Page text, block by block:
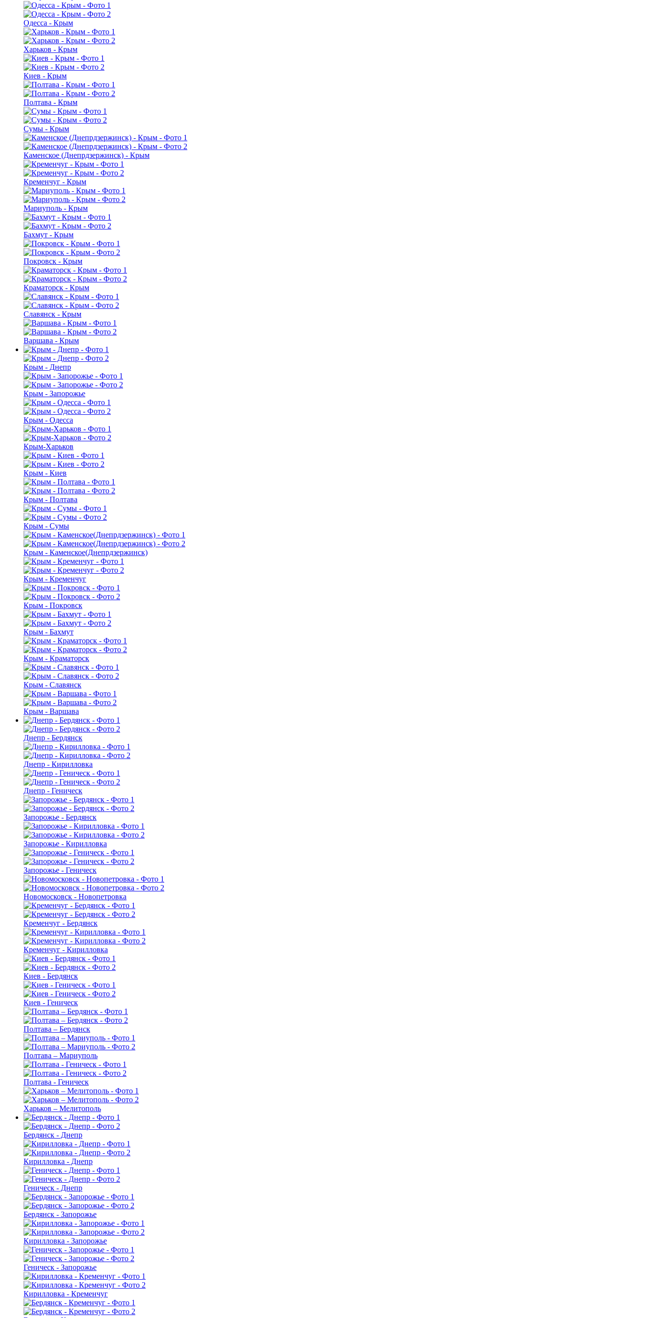
Одесса - Крым
Харьков - Крым
Киев - Крым
Полтава - Крым
Сумы - Крым
Каменское (Днепрдзержинск) - Крым
Кременчуг - Крым
Мариуполь - Крым
Бахмут - Крым
Покровск - Крым
Краматорск - Крым
Славянск - Крым
Варшава - Крым
Крым - Днепр
Крым - Запорожье
Крым - Одесса
Крым-Харьков
Крым - Киев
Крым - Полтава
Крым - Сумы
Крым - Каменское(Днепрдзержинск)
Крым - Кременчуг
Крым - Покровск
Крым - Бахмут
Крым - Краматорск
Крым - Славянск
Крым - Варшава
Днепр - Бердянск
Днепр - Кирилловка
Днепр - Геническ
Запорожье - Бердянск
Запорожье - Кирилловка
Запорожье - Геническ
Новомосковск - Новопетровка
Кременчуг - Бердянск
Кременчуг - Кирилловка
Киев - Бердянск
Киев - Геническ
Полтава – Бердянск
Полтава – Мариуполь
Полтава - Геническ
Харьков – Мелитополь
Бердянск - Днепр
Кирилловка - Днепр
Геническ - Днепр
Бердянск - Запорожье
Кирилловка - Запорожье
Геническ - Запорожье
Кирилловка - Кременчуг